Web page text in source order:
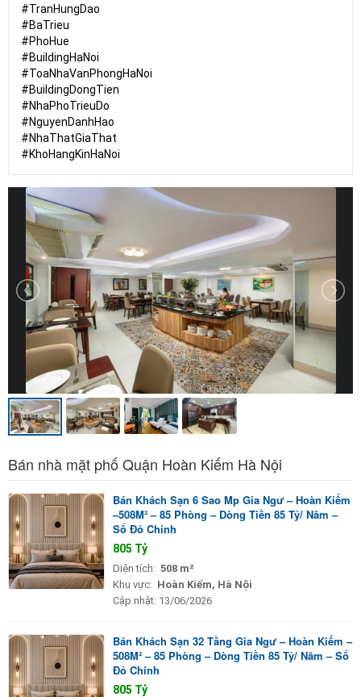
#TranHungDao
#BaTrieu
#PhoHue
#BuildingHaNoi
#ToaNhaVanPhongHaNoi
#BuildingDongTien
#NhaPhoTrieuDo
#NguyenDanhHao
#NhaThatGiaThat
#KhoHangKinHaNoi
Bán nhà mặt phố Quận Hoàn Kiếm Hà Nội
Bán Khách Sạn 6 Sao Mp Gia Ngư – Hoàn Kiếm
–508M² – 85 Phòng – Dòng Tiền 85 Tỷ/ Năm –
Sổ Đỏ Chính
805 Tỷ
Diện tích: 508 m²
Khu vực: Hoàn Kiếm, Hà Nội
Cập nhật: 13/06/2026
Bán Khách Sạn 32 Tầng Gia Ngư – Hoàn Kiếm –
508M² – 85 Phòng – Dòng Tiền 85 Tỷ/ Năm – Sổ
Đỏ Chính
805 Tỷ